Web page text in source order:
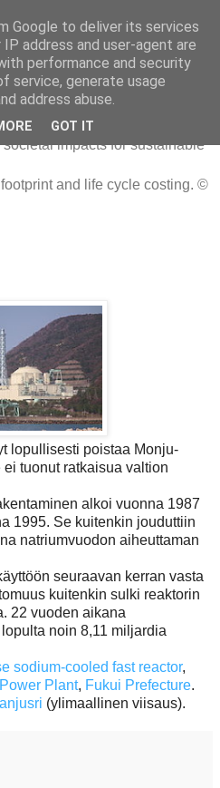
impacts for sustainable
and life cycle costing. ©
lopullisesti poistaa Monju-
tuonut ratkaisua valtion
alkoi vuonna 1987
1995. Se kuitenkin jouduttiin
natriumvuodon aiheuttaman
seuraavan kerran vasta
kuitenkin sulki reaktorin
22 vuoden aikana
noin 8,11 miljardia
sodium-cooled fast reactor,
Plant, Fukui Prefecture.
(ylimaallinen viisaus).
Google to deliver its services
address and user-agent are
performance and security
service, generate usage
address abuse.
GOT IT